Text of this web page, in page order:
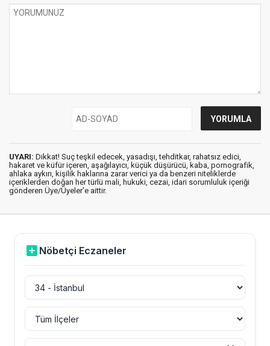
UYARI: Dikkat! Suç teşkil edecek, yasadışı, tehditkar, rahatsız edici,
hakaret ve küfür içeren, aşağılayıcı, küçük düşürücü, kaba, pornografik,
ahlaka aykırı, kişilik haklarına zarar verici ya da benzeri niteliklerde
içeriklerden doğan her türlü mali, hukuki, cezai, idari sorumluluk içeriği
gönderen Üye/Üyeler’e aittir.